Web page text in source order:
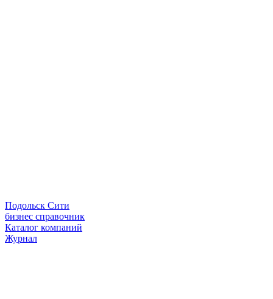
Подольск Сити
бизнес справочник
Каталог компаний
Журнал